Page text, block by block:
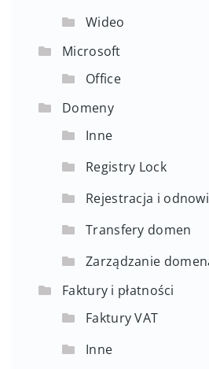
Wideo
Microsoft
Office
Domeny
Inne
Registry Lock
Rejestracja i
Transfery domen
Zarządzanie
Faktury i płatności
Faktury VAT
Inne